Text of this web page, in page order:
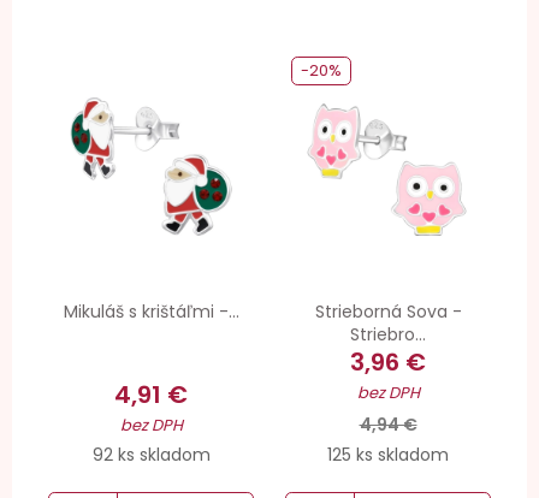
Mikuláš s krištáľmi -...
4,91 €
bez DPH
92 ks skladom
Strieborná Sova -
Striebro...
3,96 €
bez DPH
4,94 €
125 ks skladom
-20%